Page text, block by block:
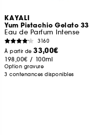
KAYALI
Yum Pistachio Gelato 33
Eau de Parfum Intense
3160
À partir de33,00€
198,00€ / 100ml
Option gravure
3 contenances disponibles